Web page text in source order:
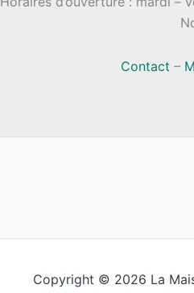
Contact –
Copyright © 2026 La